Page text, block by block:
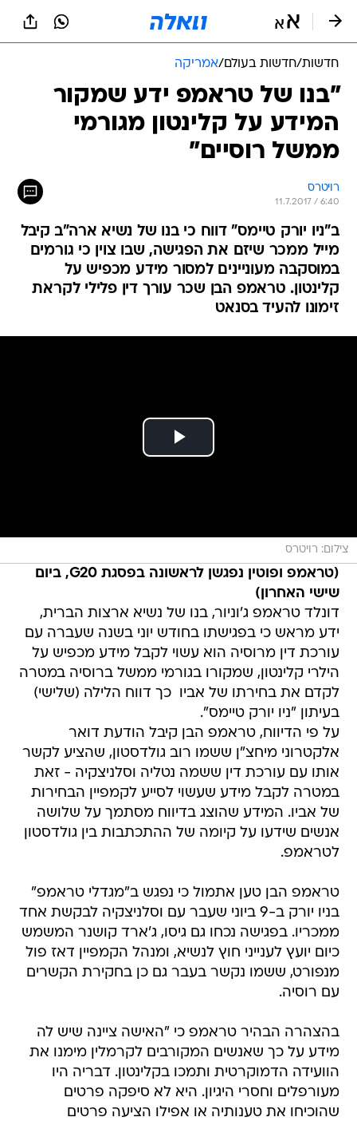
חדשות/חדשות בעולם/אמריקה
"בנו של טראמפ ידע שמקור
המידע על קלינטון מגורמי
ממשל רוסיים"
רויטרס
11.7.2017 / 6:40
ב"ניו יורק טיימס" דווח כי בנו של נשיא ארה"ב קיבל
מייל ממכר שיזם את הפגישה, שבו צוין כי גורמים
במוסקבה מעוניינים למסור מידע מכפיש על
קלינטון. טראמפ הבן שכר עורך דין פלילי לקראת
זימונו להעיד בסנאט
צילום: רויטרס
(טראמפ ופוטין נפגשן לראשונה בפסגת G20, ביום
שישי האחרון)
דונלד טראמפ ג'וניור, בנו של נשיא ארצות הברית,
ידע מראש כי בפגישתו בחודש יוני בשנה שעברה עם
עורכת דין מרוסיה הוא עשוי לקבל מידע מכפיש על
הילרי קלינטון, שמקורו בגורמי ממשל ברוסיה במטרה
לקדם את בחירתו של אביו  כך דווח הלילה (שלישי)
בעיתון "ניו יורק טיימס".
על פי הדיווח, טראמפ הבן קיבל הודעת דואר
אלקטרוני מיחצ"ן ששמו רוב גולדסטון, שהציע לקשר
אותו עם עורכת דין ששמה נטליה וסלניצקיה - זאת
במטרה לקבל מידע שעשוי לסייע לקמפיין הבחירות
של אביו. המידע שהוצג בדיווח מסתמך על שלושה
אנשים שידעו על קיומה של ההתכתבות בין גולדסטון
לטראמפ.
טראמפ הבן טען אתמול כי נפגש ב"מגדלי טראמפ"
בניו יורק ב-9 ביוני שעבר עם וסלניצקיה לבקשת אחד
ממכריו. בפגישה נכחו גם גיסו, ג'ארד קושנר המשמש
כיום יועץ לענייני חוץ לנשיא, ומנהל הקמפיין דאז פול
מנפורט, ששמו נקשר בעבר גם כן בחקירת הקשרים
עם רוסיה.
בהצהרה הבהיר טראמפ כי "האישה ציינה שיש לה
מידע על כך שאנשים המקורבים לקרמלין מימנו את
הוועידה הדמוקרטית ותמכו בקלינטון. דבריה היו
מעורפלים וחסרי היגיון. היא לא סיפקה פרטים
שהוכיחו את טענותיה או אפילו הציעה פרטים